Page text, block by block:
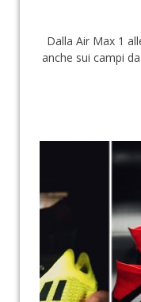
Dalla Air Max 1
anche sui campi